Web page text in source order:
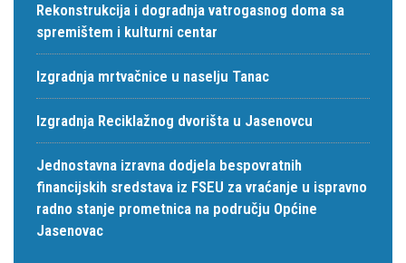
Rekonstrukcija i dogradnja vatrogasnog doma sa
spremištem i kulturni centar
Izgradnja mrtvačnice u naselju Tanac
Izgradnja Reciklažnog dvorišta u Jasenovcu
Jednostavna izravna dodjela bespovratnih
financijskih sredstava iz FSEU za vraćanje u ispravno
radno stanje prometnica na području Općine
Jasenovac